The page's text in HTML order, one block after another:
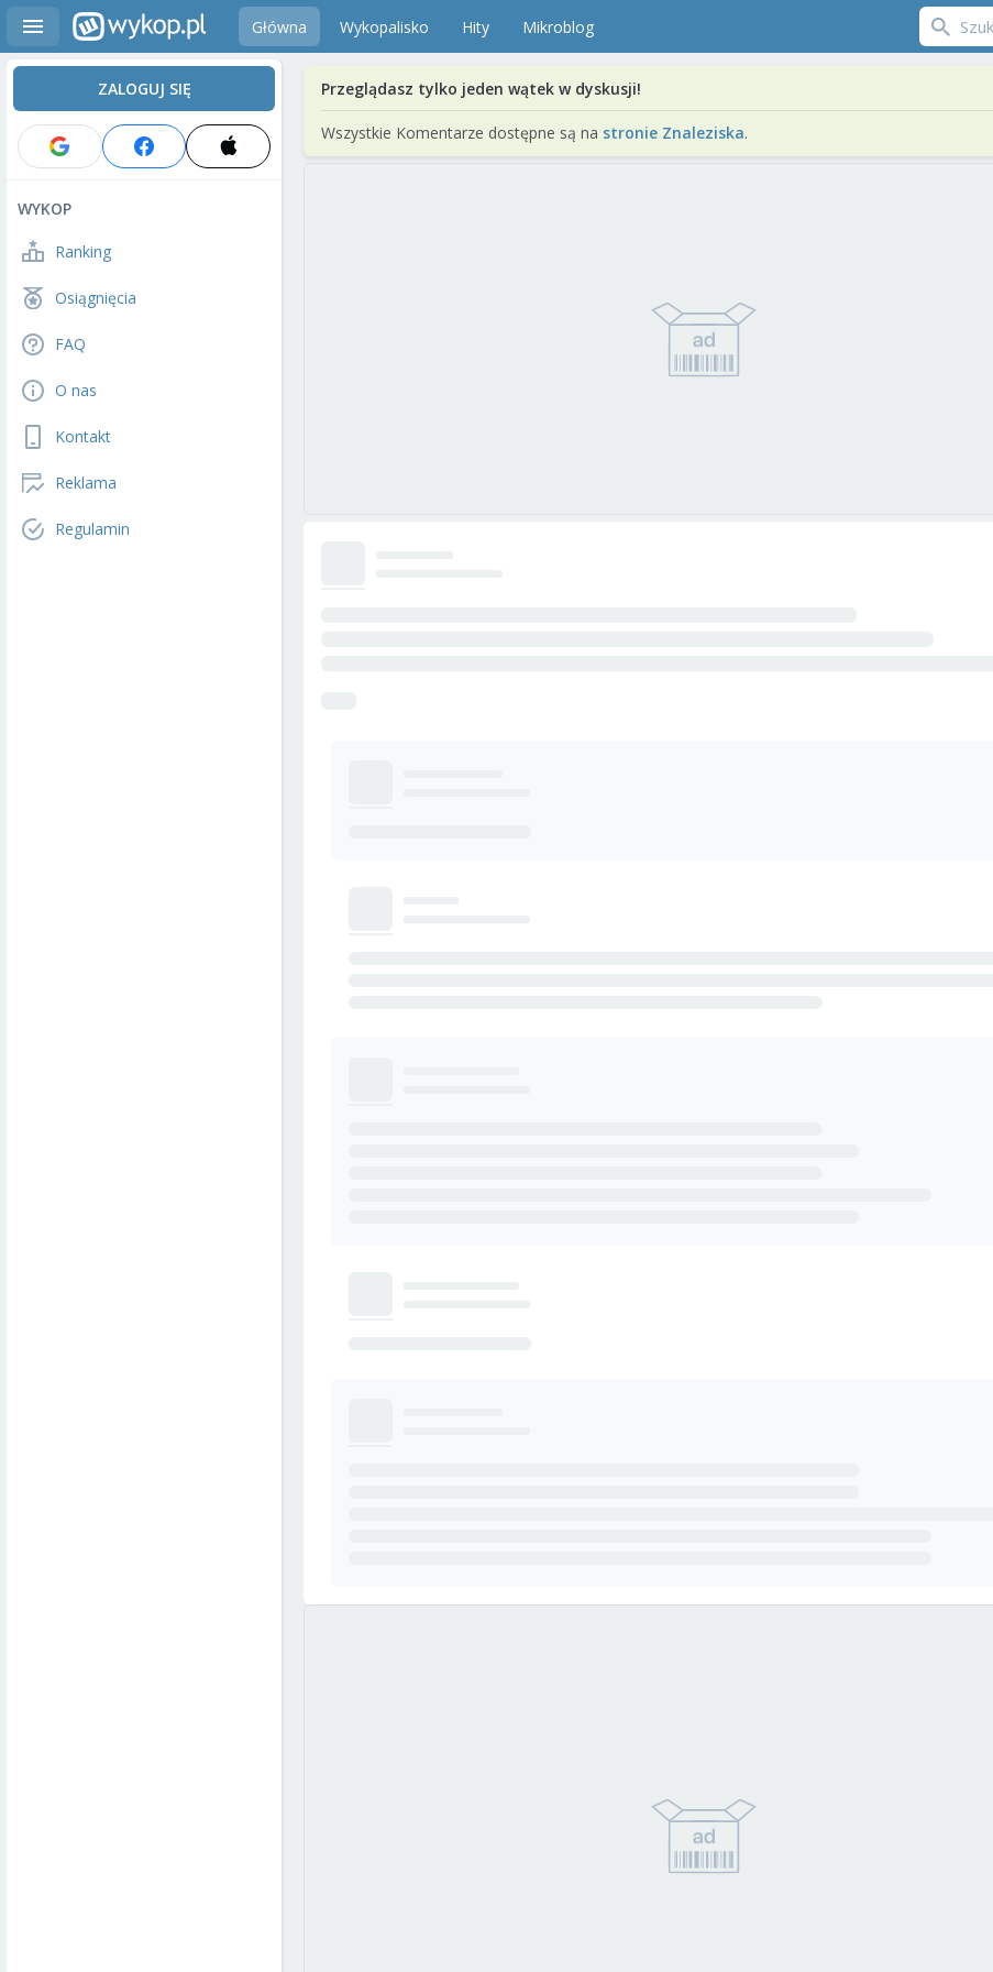
Główna Wykopalisko Hity Mikroblog
ZALOGUJ SIĘ
WYKOP
Ranking
Osiągnięcia
FAQ
O nas
Kontakt
Reklama
Regulamin
Przeglądasz tylko jeden wątek w dyskusji!
Wszystkie Komentarze dostępne są na stronie Znaleziska.